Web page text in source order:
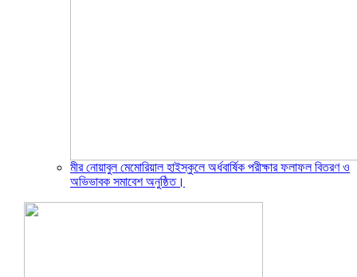
মীর নোয়াবুল মেমোরিয়াল হাইস্কুলে অর্ধবার্ষিক পরীক্ষার ফলাফল বিতরণ ও
অভিভাবক সমাবেশ অনুষ্ঠিত।